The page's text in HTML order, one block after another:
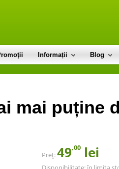
Informații Blog
mai puține
Preț:49,00 lei